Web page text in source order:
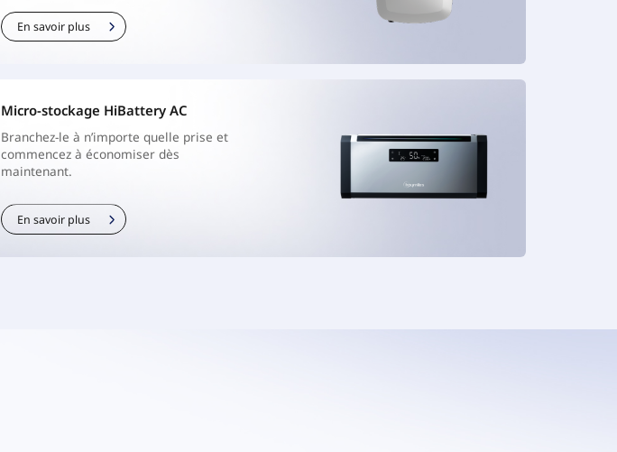
En savoir plus
Micro-stockage HiBattery AC
Branchez-le à n’importe quelle prise et
commencez à économiser dès
maintenant.
En savoir plus